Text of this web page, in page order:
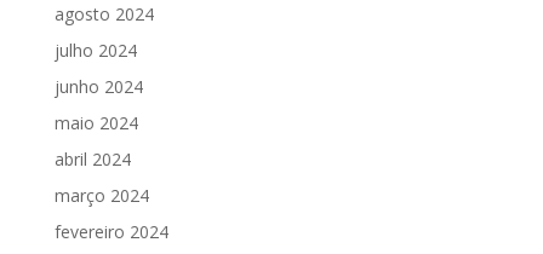
agosto 2024
julho 2024
junho 2024
maio 2024
abril 2024
março 2024
fevereiro 2024